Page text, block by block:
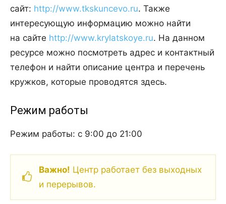
сайт: http://www.tkskuncevo.ru. Также
интересующую информацию можно найти
на сайте http://www.krylatskoye.ru. На данном
ресурсе можно посмотреть адрес и контактный
телефон и найти описание центра и перечень
кружков, которые проводятся здесь.
Режим работы
Режим работы: с 9:00 до 21:00
Важно! Центр работает без выходных
и перерывов.